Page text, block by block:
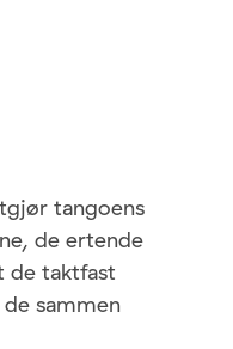
tangoens
de ertende
de taktfast
sammen